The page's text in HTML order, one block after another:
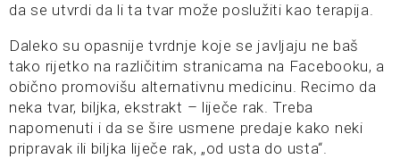
da se utvrdi da li ta tvar može poslužiti kao terapija.
Daleko su opasnije tvrdnje koje se javljaju ne baš
tako rijetko na različitim stranicama na Facebooku, a
obično promovišu alternativnu medicinu. Recimo da
neka tvar, biljka, ekstrakt – liječe rak. Treba
napomenuti i da se šire usmene predaje kako neki
pripravak ili biljka liječe rak, „od usta do usta“.